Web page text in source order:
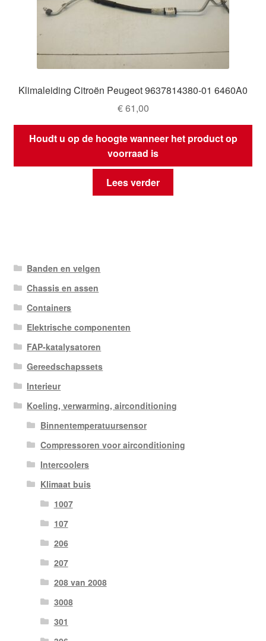
Klimaleiding Citroën Peugeot 9637814380-01 6460A0
€61,00
Houdt u op de hoogte wanneer het product op
voorraad is
Lees verder
Banden en velgen
Chassis en assen
Containers
Elektrische componenten
FAP-katalysatoren
Gereedschapssets
Interieur
Koeling, verwarming, airconditioning
Binnentemperatuursensor
Compressoren voor airconditioning
Intercoolers
Klimaat buis
1007
107
206
207
208 van 2008
3008
301